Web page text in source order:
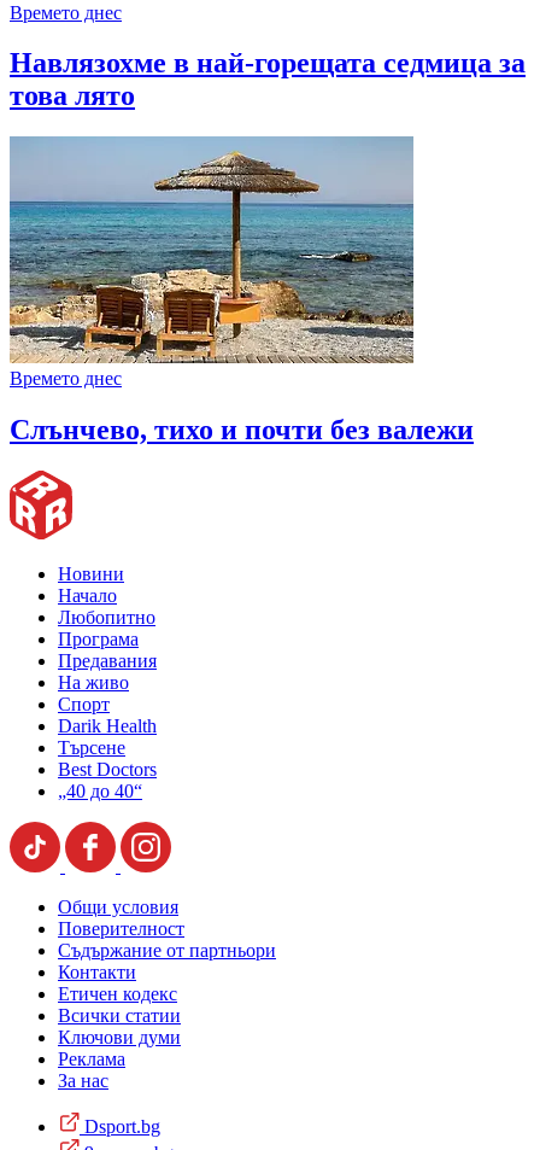
Времето днес
Навлязохме в най-горещата седмица за
това лято
Времето днес
Слънчево, тихо и почти без валежи
Новини
Начало
Любопитно
Програма
Предавания
На живо
Спорт
Darik Health
Търсене
Best Doctors
„40 до 40“
Общи условия
Поверителност
Съдържание от партньори
Контакти
Етичен кодекс
Всички статии
Ключови думи
Реклама
За нас
Dsport.bg